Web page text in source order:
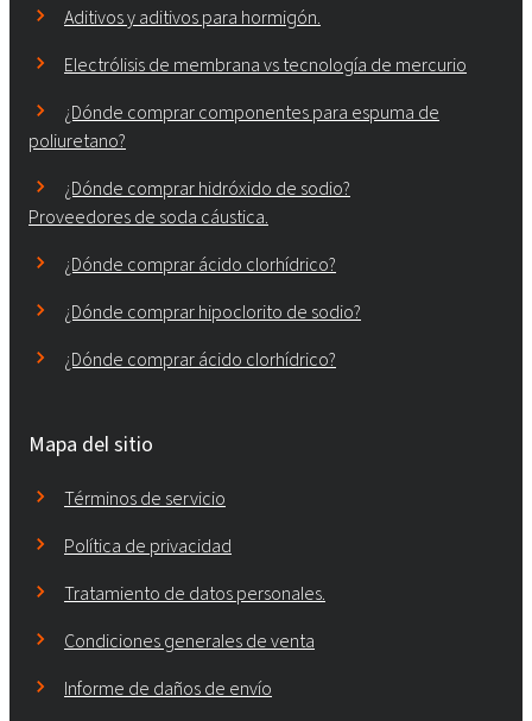
Aditivos y aditivos para hormigón.
Electrólisis de membrana vs tecnología de mercurio
¿Dónde comprar componentes para espuma de
poliuretano?
¿Dónde comprar hidróxido de sodio?
Proveedores de soda cáustica.
¿Dónde comprar ácido clorhídrico?
¿Dónde comprar hipoclorito de sodio?
¿Dónde comprar ácido clorhídrico?
Mapa del sitio
Términos de servicio
Política de privacidad
Tratamiento de datos personales.
Condiciones generales de venta
Informe de daños de envío